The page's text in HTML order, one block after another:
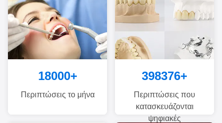
18000+
Περιπτώσεις το μήνα
400000+
Περιπτώσεις που
κατασκευάζονται
ψηφιακές